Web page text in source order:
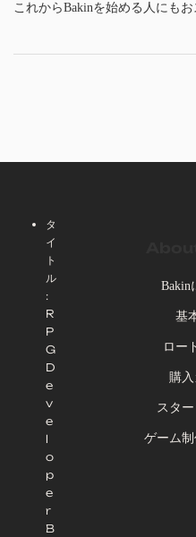
これからBakinを始める人にも
タ
イ
ト
ル
:
R
P
G
D
e
v
e
l
o
p
e
r
B
Bakin
基
ロー
購入
スタ
ゲーム